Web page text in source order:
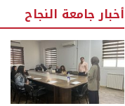
أخبار جامعة النجاح